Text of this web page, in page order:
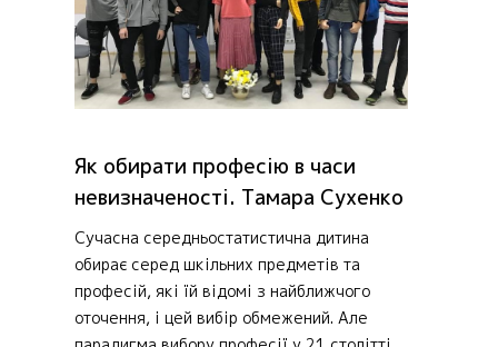
Як обирати професію в часи
невизначеності. Тамара Сухенко
Сучасна середньостатистична дитина
обирає серед шкільних предметів та
професій, які їй відомі з найближчого
оточення, і цей вибір обмежений. Але